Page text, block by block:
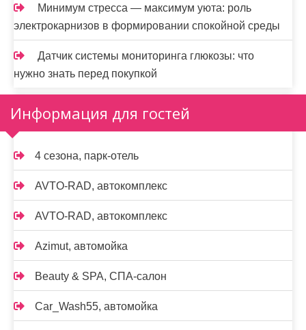
Минимум стресса — максимум уюта: роль
электрокарнизов в формировании спокойной среды
Датчик системы мониторинга глюкозы: что
нужно знать перед покупкой
Информация для гостей
4 сезона, парк-отель
AVTO-RAD, автокомплекс
AVTO-RAD, автокомплекс
Azimut, автомойка
Beauty & SPA, СПА-салон
Car_Wash55, автомойка